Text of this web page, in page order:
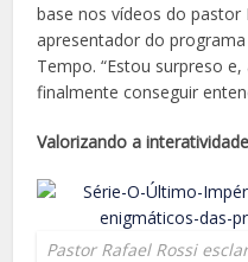
base nos vídeos do pastor
apresentador do
Tempo. “Estou surpreso
finalmente conseguir
Valorizando a interatividade
Pastor Rafael Rossi